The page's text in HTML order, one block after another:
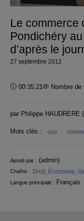
Le commerce
Pondichéry
d’après le
27 septembre 2012
Durée :
00:35:21 Nombre de
par Philippe HAUDRERE
Mots clés : ceir
Informations
Ajouté par : (admin)
Chaîne : Droit, Économie,
Langue principale : Français